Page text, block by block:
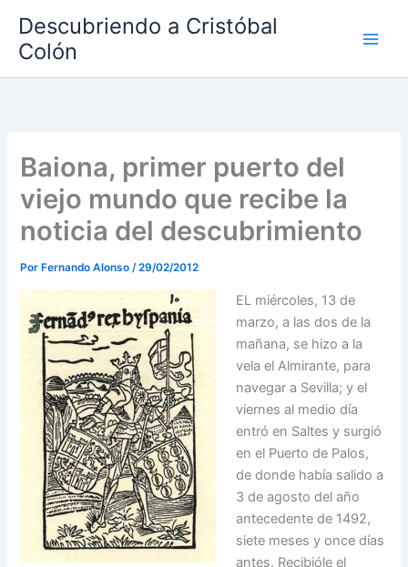
contenido
Descubriendo a Cristóbal
Colón
Baiona, primer puerto del
viejo mundo que recibe la
noticia del descubrimiento
Por Fernando Alonso/29/02/2012
EL miércoles, 13 de
marzo, a las dos de la
ma­ñana, se hizo a la
vela el Almirante, para
navegar a Sevilla; y el
viernes al medio día
entró en Saltes y surgió
en el Puerto de Palos,
de donde había sa­lido a
3 de agosto del año
antecedente de 1492,
siete meses y once días
antes. Recibióle el